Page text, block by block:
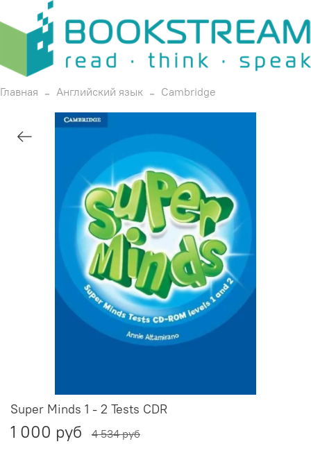
Главная Английский язык Cambridge
Super Minds 1 - 2 Tests CDR
1 000 руб 4 534 руб